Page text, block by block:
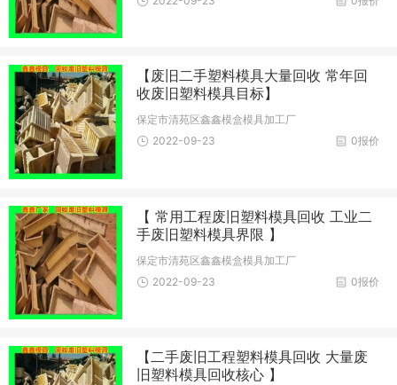
【废旧二手塑料模具大量回收 常年回
收废旧塑料模具目标】
保定市清苑区鑫鑫模盒模具加工厂
0报价
2022-09-23
【 常用工程废旧塑料模具回收 工业二
手废旧塑料模具界限 】
保定市清苑区鑫鑫模盒模具加工厂
0报价
2022-09-23
【二手废旧工程塑料模具回收 大量废
旧塑料模具回收核心 】